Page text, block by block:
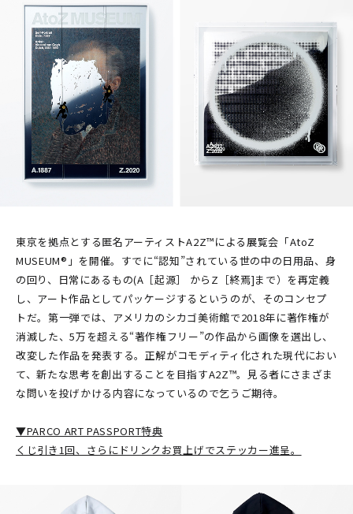
東京を拠点とする匿名アーティストA2Z™による展覧会「AtoZ
MUSEUM®」を開催。すでに“認知”されている世の中の日用品、身
の回り、日常にあるもの(A［起源］ からZ［終焉]まで）を再定義
し、アート作品としてパッケージするというのが、そのコンセプ
トだ。第一弾では、アメリカのシカゴ美術館で2018年に著作権が
消滅した、5万を超える“著作権フリー”の作品から画像を選出し、
改変した作品を発表する。正解がコモディティ化された現代におい
て、新たな思考を創出することを目指すA2Z™。見る者にさまざま
な問いを投げかける内容になっているので乞うご期待。
▼PARCO ART PASSPORT特典
くじ引き1回、さらにドリンクお買上げでステッカー進呈。